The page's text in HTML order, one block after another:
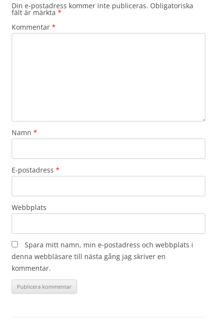
Din e-postadress kommer inte publiceras. Obligatoriska
fält är märkta *
Kommentar *
Namn *
E-postadress *
Webbplats
Spara mitt namn, min e-postadress och webbplats i
denna webbläsare till nästa gång jag skriver en
kommentar.